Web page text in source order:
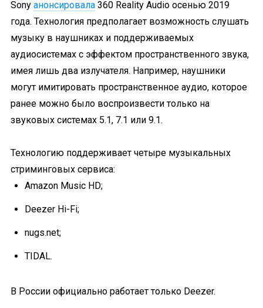
Sony анонсировала 360 Reality Audio осенью 2019
года. Технология предполагает возможность слушать
музыку в наушниках и поддерживаемых
аудиосистемах с эффектом пространственного звука,
имея лишь два излучателя. Например, наушники
могут имитировать пространственное аудио, которое
ранее можно было воспроизвести только на
звуковых системах 5.1, 7.1 или 9.1.
Технологию поддерживает четыре музыкальных
стриминговых сервиса:
Amazon Music HD;
Deezer Hi-Fi;
nugs.net;
TIDAL.
В России официально работает только Deezer.